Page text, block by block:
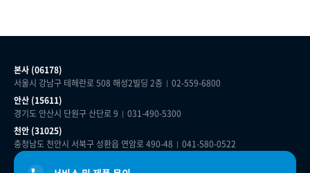
본사 (06178)
서울시 강남구 테헤란로 508 해성2빌딩 2층
02-559-6800
안산 (15611)
경기도 안산시 단원구 산단로 9
031-490-5300
천안 (31025)
충청남도 천안시 서북구 성환읍 연암로 490-48
041-580-0522